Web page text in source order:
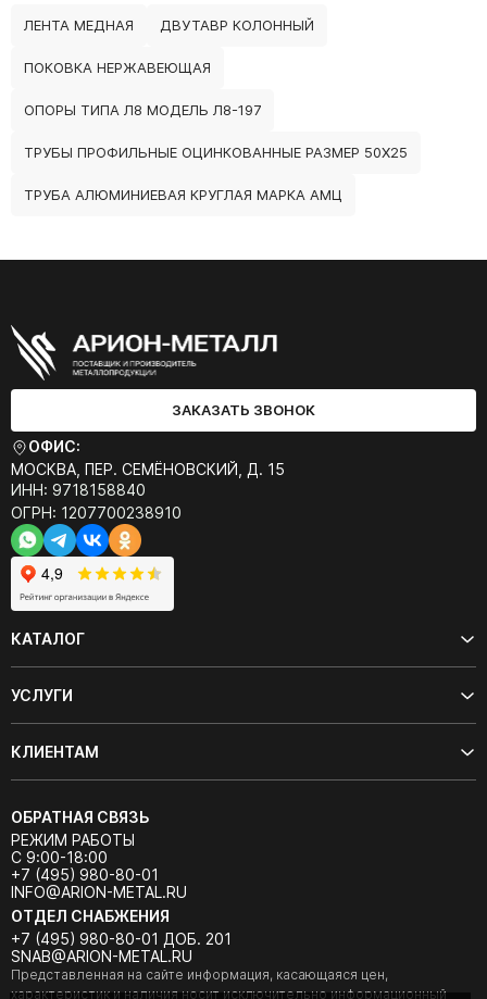
ЛЕНТА МЕДНАЯ ДВУТАВР КОЛОННЫЙ
ПОКОВКА НЕРЖАВЕЮЩАЯ
ОПОРЫ ТИПА Л8 МОДЕЛЬ Л8-197
ТРУБЫ ПРОФИЛЬНЫЕ ОЦИНКОВАННЫЕ РАЗМЕР 50Х25
ТРУБА АЛЮМИНИЕВАЯ КРУГЛАЯ МАРКА АМЦ
ЗАКАЗАТЬ ЗВОНОК
ОФИС:
МОСКВА, ПЕР. СЕМЁНОВСКИЙ, Д. 15
ИНН: 9718158840
ОГРН: 1207700238910
КАТАЛОГ
УСЛУГИ
КЛИЕНТАМ
ОБРАТНАЯ СВЯЗЬ
РЕЖИМ РАБОТЫ
С 9:00-18:00
+7 (495) 980-80-01
INFO@ARION-METAL.RU
ОТДЕЛ СНАБЖЕНИЯ
+7 (495) 980-80-01 ДОБ. 201
SNAB@ARION-METAL.RU
Представленная на сайте информация, касающаяся цен,
характеристик и наличия носит исключительно информационный